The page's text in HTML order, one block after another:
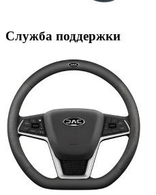
Служба поддержки